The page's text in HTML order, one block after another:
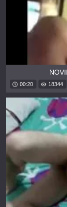
00:20 18344